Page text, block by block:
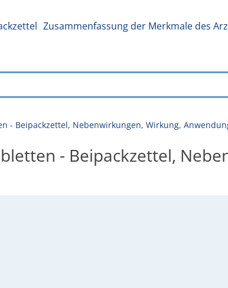
Zusammenfassung der Merkmale des
- Beipackzettel, Nebenwirkungen, Wirkung,
- Beipackzettel,